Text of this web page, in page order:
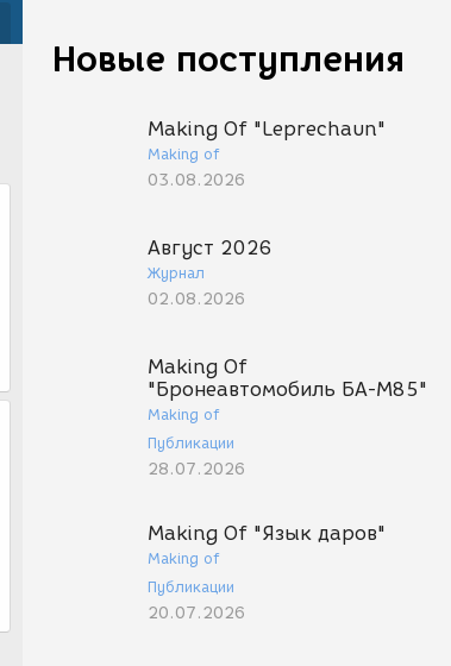
Новые поступления
Making Of "Leprechaun"
Making of
03.08.2026
Август 2026
Журнал
02.08.2026
Making Of
"Бронеавтомобиль БА-М85"
Making of
Публикации
28.07.2026
Making Of "Язык даров"
Making of
Публикации
20.07.2026